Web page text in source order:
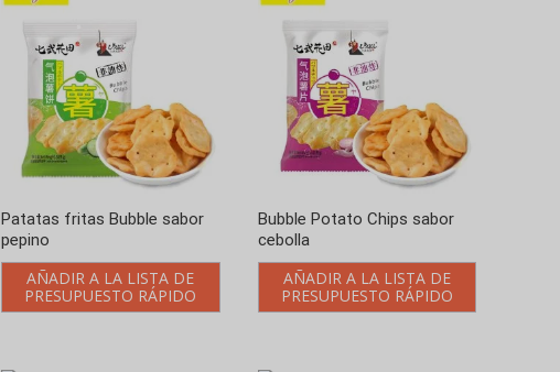
Patatas fritas Bubble sabor
pepino
AÑADIR A LA LISTA DE
PRESUPUESTO RÁPIDO
Bubble Potato Chips sabor
cebolla
AÑADIR A LA LISTA DE
PRESUPUESTO RÁPIDO